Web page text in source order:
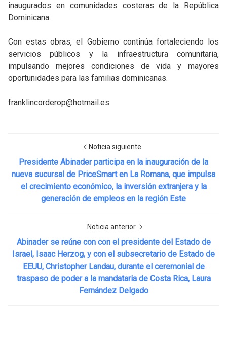
inaugurados en comunidades costeras de la República
Dominicana.
Con estas obras, el Gobierno continúa fortaleciendo los
servicios públicos y la infraestructura comunitaria,
impulsando mejores condiciones de vida y mayores
oportunidades para las familias dominicanas.
franklincorderop@hotmail.es
Noticia siguiente
Presidente Abinader participa en la inauguración de la
nueva sucursal de PriceSmart en La Romana, que impulsa
el crecimiento económico, la inversión extranjera y la
generación de empleos en la región Este
Noticia anterior
Abinader se reúne con con el presidente del Estado de
Israel, Isaac Herzog, y con el subsecretario de Estado de
EEUU, Christopher Landau, durante el ceremonial de
traspaso de poder a la mandataria de Costa Rica, Laura
Fernández Delgado